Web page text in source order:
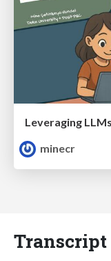
minecr
Transcript